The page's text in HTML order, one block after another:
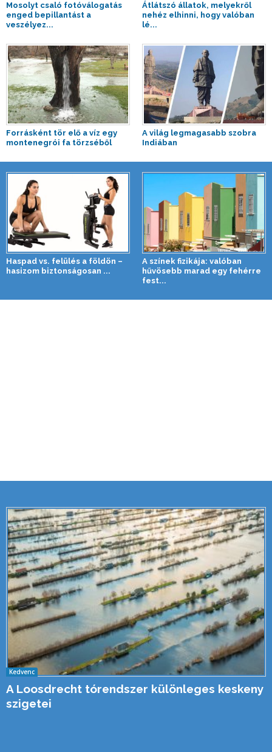
Mosolyt csaló fotóválogatás
enged bepillantást a
veszélyez...
Átlátszó állatok, melyekről
nehéz elhinni, hogy valóban
lé...
Forrásként tör elő a víz egy
montenegrói fa törzséből
A világ legmagasabb szobra
Indiában
Haspad vs. felülés a földön –
hasizom biztonságosan ...
A színek fizikája: valóban
hűvösebb marad egy fehérre
fest...
Kedvenc
A Loosdrecht tórendszer különleges keskeny
szigetei